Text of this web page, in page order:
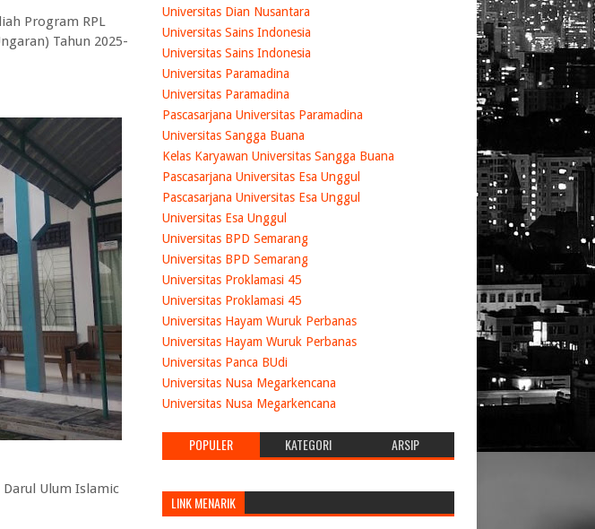
Program RPL
Tahun 2025-
Ulum Islamic
Universitas Dian Nusantara
Universitas Sains Indonesia
Universitas Sains Indonesia
Universitas Paramadina
Universitas Paramadina
Pascasarjana Universitas Paramadina
Universitas Sangga Buana
Kelas Karyawan Universitas Sangga Buana
Pascasarjana Universitas Esa Unggul
Pascasarjana Universitas Esa Unggul
Universitas Esa Unggul
Universitas BPD Semarang
Universitas BPD Semarang
Universitas Proklamasi 45
Universitas Proklamasi 45
Universitas Hayam Wuruk Perbanas
Universitas Hayam Wuruk Perbanas
Universitas Panca BUdi
Universitas Nusa Megarkencana
Universitas Nusa Megarkencana
POPULER KATEGORI ARSIP
LINK MENARIK